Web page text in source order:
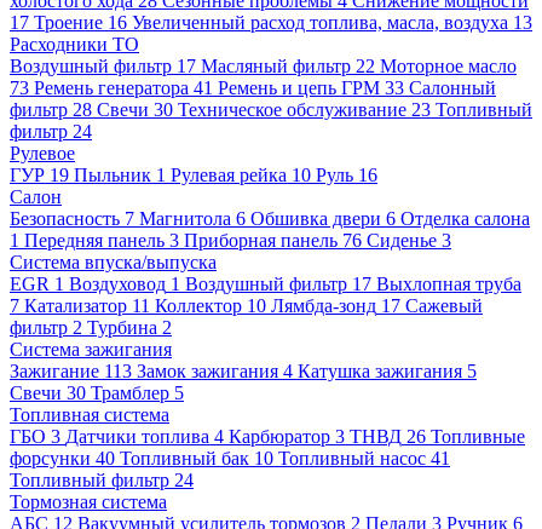
17 Троение 16 Увеличенный расход топлива, масла, воздуха 13
Расходники ТО
Воздушный фильтр 17 Масляный фильтр 22 Моторное масло
73 Ремень генератора 41 Ремень и цепь ГРМ 33 Салонный
фильтр 28 Свечи 30 Техническое обслуживание 23 Топливный
фильтр 24
Рулевое
ГУР 19 Пыльник 1 Рулевая рейка 10 Руль 16
Салон
Безопасность 7 Магнитола 6 Обшивка двери 6 Отделка салона
1 Передняя панель 3 Приборная панель 76 Сиденье 3
Система впуска/выпуска
EGR 1 Воздуховод 1 Воздушный фильтр 17 Выхлопная труба
7 Катализатор 11 Коллектор 10 Лямбда-зонд 17 Сажевый
фильтр 2 Турбина 2
Система зажигания
Зажигание 113 Замок зажигания 4 Катушка зажигания 5
Свечи 30 Трамблер 5
Топливная система
ГБО 3 Датчики топлива 4 Карбюратор 3 ТНВД 26 Топливные
форсунки 40 Топливный бак 10 Топливный насос 41
Топливный фильтр 24
Тормозная система
АБС 12 Вакуумный усилитель тормозов 2 Педали 3 Ручник 6